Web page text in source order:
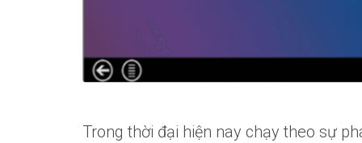
Trong thời đại hiện nay chạy theo sự